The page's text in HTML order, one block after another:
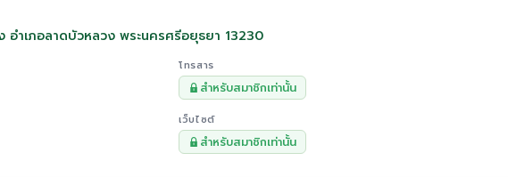
ำเภอลาดบัวหลวง พระนครศรีอยุธยา 13230
โทรสาร
สำหรับสมาชิกเท่านั้น
เว็บไซต์
สำหรับสมาชิกเท่านั้น